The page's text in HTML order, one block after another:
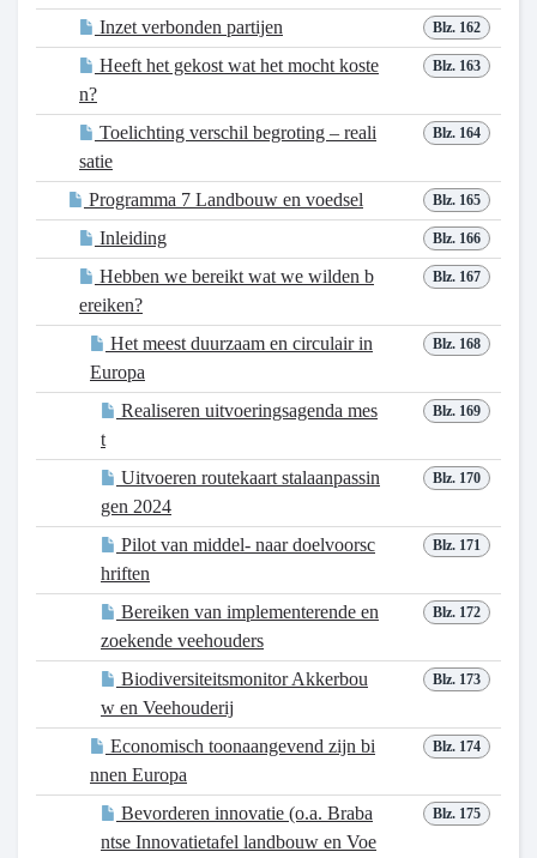
Blz. 162
Inzet verbonden partijen
Blz. 163
Heeft het gekost wat het mocht koste
n?
Blz. 164
Toelichting verschil begroting – reali
satie
Blz. 165
Programma 7 Landbouw en voedsel
Blz. 166
Inleiding
Blz. 167
Hebben we bereikt wat we wilden b
ereiken?
Blz. 168
Het meest duurzaam en circulair in
Europa
Blz. 169
Realiseren uitvoeringsagenda mes
t
Blz. 170
Uitvoeren routekaart stalaanpassin
gen 2024
Blz. 171
Pilot van middel- naar doelvoorsc
hriften
Blz. 172
Bereiken van implementerende en
zoekende veehouders
Blz. 173
Biodiversiteitsmonitor Akkerbou
w en Veehouderij
Blz. 174
Economisch toonaangevend zijn bi
nnen Europa
Blz. 175
Bevorderen innovatie (o.a. Braba
ntse Innovatietafel landbouw en Voe